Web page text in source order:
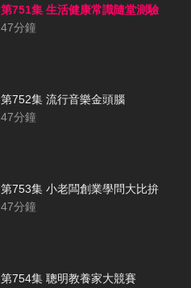
第751集 生活健康常識隨堂測驗
47分鐘
第752集 流行音樂金頭腦
47分鐘
第753集 小老闆創業學問大比拚
47分鐘
第754集 聰明教養家大競賽